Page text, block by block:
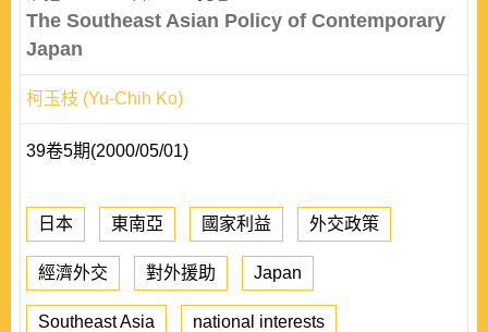
The Southeast Asian Policy of Contemporary
Japan
柯玉枝 (Yu-Chih Ko)
39卷5期(2000/05/01)
日本 東南亞 國家利益 外交政策
經濟外交 對外援助 Japan
Southeast Asia national interests